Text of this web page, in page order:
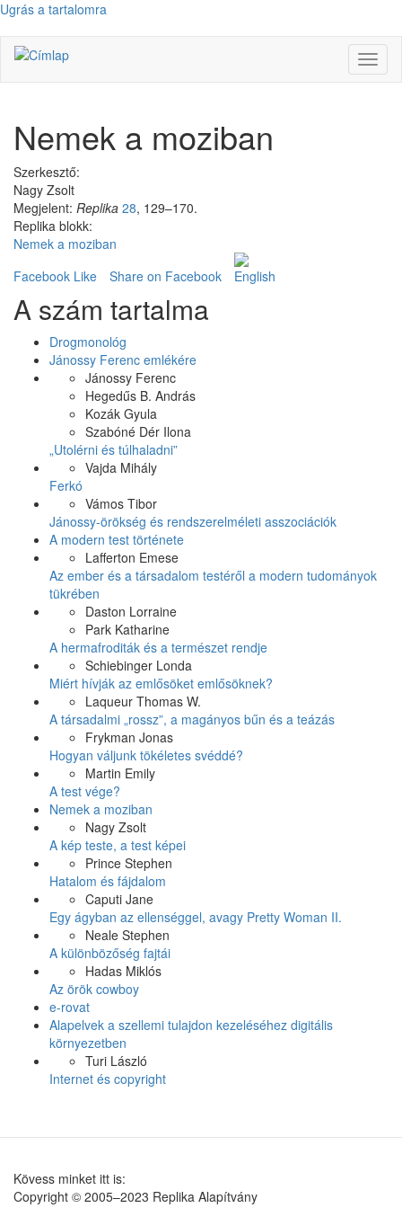
Ugrás a tartalomra
Nemek a moziban
Szerkesztő:
Nagy Zsolt
Megjelent: Replika 28, 129–170.
Replika blokk:
Nemek a moziban
Facebook Like
Share on Facebook
A szám tartalma
Drogmonológ
Jánossy Ferenc emlékére
Jánossy Ferenc
Hegedűs B. András
Kozák Gyula
Szabóné Dér Ilona
„Utolérni és túlhaladni”
Vajda Mihály
Ferkó
Vámos Tibor
Jánossy-örökség és rendszerelméleti asszociációk
A modern test története
Lafferton Emese
Az ember és a társadalom testéről a modern tudományok
tükrében
Daston Lorraine
Park Katharine
A hermafroditák és a természet rendje
Schiebinger Londa
Miért hívják az emlősöket emlősöknek?
Laqueur Thomas W.
A társadalmi „rossz”, a magányos bűn és a teázás
Frykman Jonas
Hogyan váljunk tökéletes svéddé?
Martin Emily
A test vége?
Nemek a moziban
Nagy Zsolt
A kép teste, a test képei
Prince Stephen
Hatalom és fájdalom
Caputi Jane
Egy ágyban az ellenséggel, avagy Pretty Woman II.
Neale Stephen
A különbözőség fajtái
Hadas Miklós
Az örök cowboy
e-rovat
Alapelvek a szellemi tulajdon kezeléséhez digitális
környezetben
Turi László
Internet és copyright
Kövess minket itt is:
Copyright © 2005–2023 Replika Alapítvány